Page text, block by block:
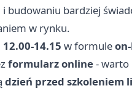
budowaniu bardziej
w rynku.
14.15 w formule
formularz online- warto
dzień przed szkoleniem